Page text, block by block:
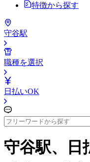
特徴から探す
守谷駅
職種を選択
日払いOK
守谷駅、日